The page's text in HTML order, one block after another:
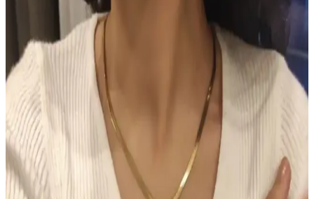
TUTUYA TEXTIL Hep Trend El Örgüsü Uzun
Renkli Lif Seti Detaylı İnceleme ve Kullanım
Alanları
TUTUYA TEXTIL'in el örgüsü renkli lif seti, estetik ve dayanıklı
yapısıyla çeşitli kullanım alanlarına uygun, yüksek kalite ve müşteri
memnuniyeti sağlayan ürünler sunuyor.
Hormonal Akne Tedavisinde Spironolaktonun
Etkisi ve Kullanıcı Deneyimleri
Spironolakton, hormonal aknede anti-androjenik etkisiyle yağ
bezlerini düzenler. Kullanıcılar iki hafta içinde iyileşme
gözlemlerken, dozaj ve yan etkiler kişiye göre değişmektedir.